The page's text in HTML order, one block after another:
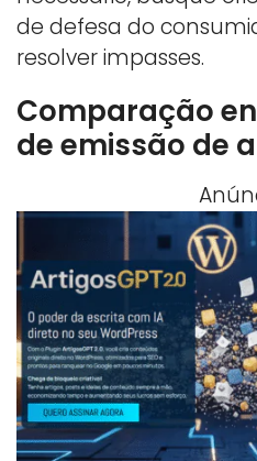
de defesa do
resolver impasses.
Comparação
de emissão de